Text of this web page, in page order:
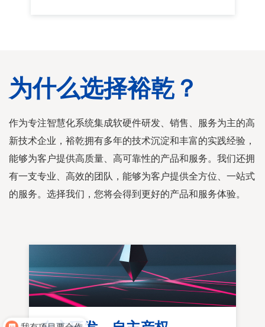
为什么选择裕乾？
作为专注智慧化系统集成软硬件研发、销售、服务为主的高
新技术企业，裕乾拥有多年的技术沉淀和丰富的实践经验，
能够为客户提供高质量、高可靠性的产品和服务。我们还拥
有一支专业、高效的团队，能够为客户提供全方位、一站式
的服务。选择我们，您将会得到更好的产品和服务体验。